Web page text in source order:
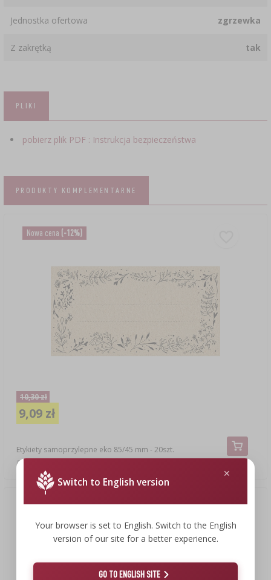
Jednostka ofertowa zgrzewka
Z zakrętką tak
PLIKI
pobierz plik PDF : Instrukcja bezpieczeństwa
PRODUKTY KOMPLEMENTARNE
Nowa cena (-12%)
Etykiety samoprzylepne eko 85/45 mm - 20szt.
10,30 zł
9,09 zł
0,45 PLN/szt.
Nowa cena(-8%)
Switch to English version
Your browser is set to English. Switch to the English
version of our site for a better experience.
GO TO ENGLISH SITE